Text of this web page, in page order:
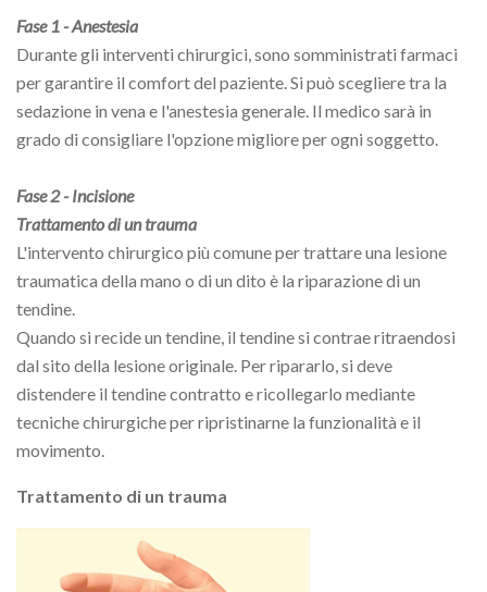
Fase 1 - Anestesia
Durante gli interventi chirurgici, sono somministrati farmaci
per garantire il comfort del paziente. Si può scegliere tra la
sedazione in vena e l'anestesia generale. Il medico sarà in
grado di consigliare l'opzione migliore per ogni soggetto.
Fase 2 - Incisione
Trattamento di un trauma
L'intervento chirurgico più comune per trattare una lesione
traumatica della mano o di un dito è la riparazione di un
tendine.
Quando si recide un tendine, il tendine si contrae ritraendosi
dal sito della lesione originale. Per ripararlo, si deve
distendere il tendine contratto e ricollegarlo mediante
tecniche chirurgiche per ripristinarne la funzionalità e il
movimento.
Trattamento di un trauma